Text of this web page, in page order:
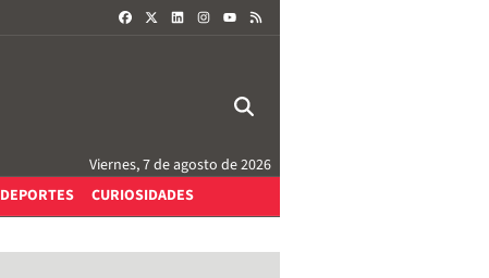
FACEBOOKLINKEDININSTAGRAM
Viernes, 7 de agosto de 2026
DEPORTES CURIOSIDADES